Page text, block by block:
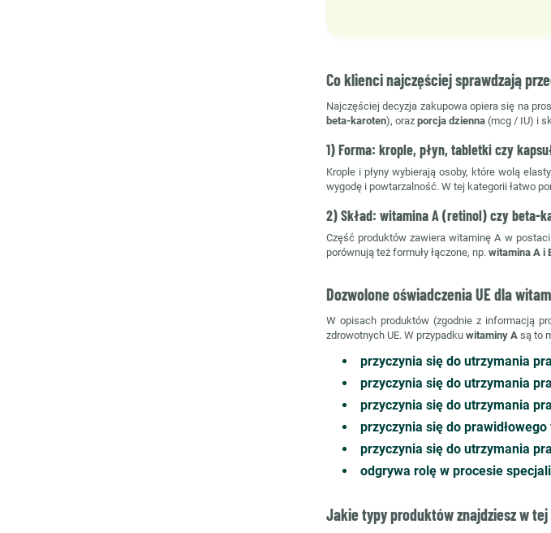
Co klienci najczęściej sprawdzają
Najczęściej decyzja zakupowa opiera się na
beta-karoten), oraz porcja dzienna (mcg / IU) i
1) Forma: krople, płyn, tabletki czy
Krople i płyny wybierają osoby, które wolą
wygodę i powtarzalność. W tej kategorii łatwo
2) Skład: witamina A (retinol) czy beta-
Część produktów zawiera witaminę A w postaci
porównują też formuły łączone, np. witamina A i
Dozwolone oświadczenia UE dla
W opisach produktów (zgodnie z informacją
zdrowotnych UE. W przypadku witaminy A są to
przyczynia się do utrzymania
przyczynia się do utrzymania
przyczynia się do utrzymania
przyczynia się do
przyczynia się do utrzymania
odgrywa rolę w procesie
Jakie typy produktów znajdziesz w